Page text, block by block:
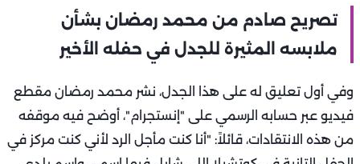
تصريح صادم من محمد رمضان بشأن
ملابسه المثيرة للجدل في حفله الأخير
وفي أول تعليق له على هذا الجدل، نشر محمد رمضان مقطع
فيديو عبر حسابه الرسمي على "إنستجرام"، أوضح فيه موقفه
من هذه الانتقادات، قائلاً: "أنا كنت مأجل الرد لأني كنت مركز في